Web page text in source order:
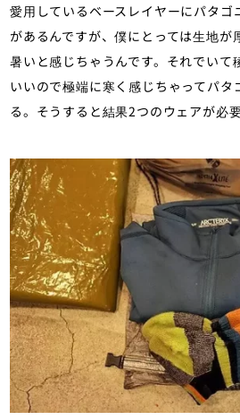
愛用しているベースレイヤーにパタゴ
があるんですが、僕にとっては生地が
暑いと感じちゃうんです。それでいて
いいので極端に寒く感じちゃってパタ
る。そうすると結果2つのウェアが必